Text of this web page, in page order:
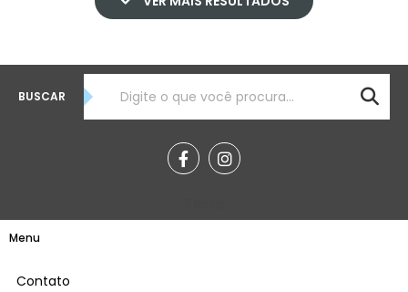
BUSCAR
Menu
Contato